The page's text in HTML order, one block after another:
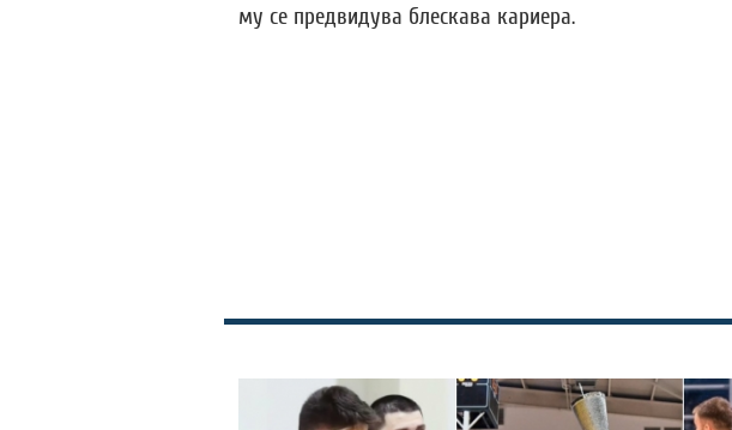
му се предвидува блескава кариера.